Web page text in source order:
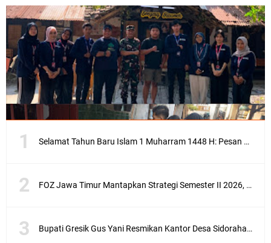
Selamat Tahun Baru Islam 1 Muharram 1448 H: Pesan Hijrah Drs. H. Husnul Aqib, M.M. untuk Negeri
FOZ Jawa Timur Mantapkan Strategi Semester II 2026, Fokus pada Penguatan SDM Amil dan Kolaborasi BerdampakNarasi
Bupati Gresik Gus Yani Resmikan Kantor Desa Sidoraharjo: Simbol Komitmen Pelayanan Publik dan Kepedulian Sosial